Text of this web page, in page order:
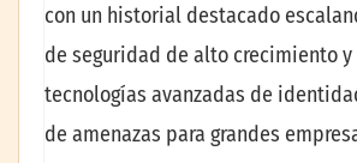
con un historial destacado
de seguridad de alto crecimiento
tecnologías avanzadas de
de amenazas para grandes